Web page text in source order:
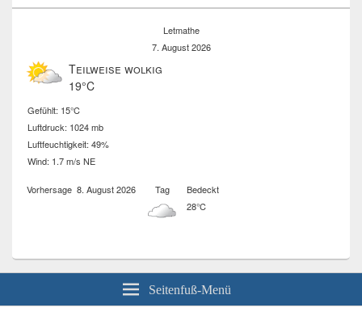
Letmathe
7. August 2026
Teilweise wolkig
19°C
Gefühlt: 15°C
Luftdruck: 1024 mb
Luftfeuchtigkeit: 49%
Wind: 1.7 m/s NE
Vorhersage 8. August 2026 Tag
Bedeckt
28°C
Seitenfuß-Menü